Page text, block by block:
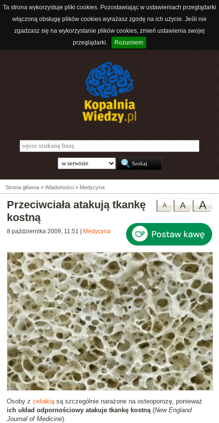
Ta strona wykorzystuje pliki cookies. Pozostawiając w ustawieniach przeglądarki
włączoną obsługę plików cookies wyrażasz zgodę na ich użycie. Jeśli nie
zgadzasz się na wykorzystanie plików cookies, zmień ustawienia swojej
przeglądarki.
Rozumiem
Strona główna > Wiadomości > Medycyna
A
A
A
Przeciwciała atakują tkankę
kostną
8 października 2009, 11:51 Medycyna
Osoby z celiakią są szczególnie narażone na osteoporozę, ponieważ
ich układ odpornościowy atakuje tkankę kostną (New England
Journal of Medicine).